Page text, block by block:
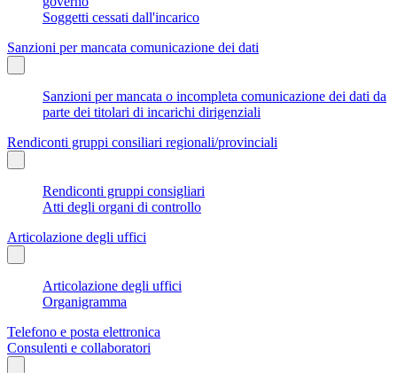
Soggetti cessati dall'incarico
Sanzioni per mancata comunicazione dei dati
Sanzioni per mancata o incompleta comunicazione dei dati da
parte dei titolari di incarichi dirigenziali
Rendiconti gruppi consiliari regionali/provinciali
Rendiconti gruppi consigliari
Atti degli organi di controllo
Articolazione degli uffici
Articolazione degli uffici
Organigramma
Telefono e posta elettronica
Consulenti e collaboratori